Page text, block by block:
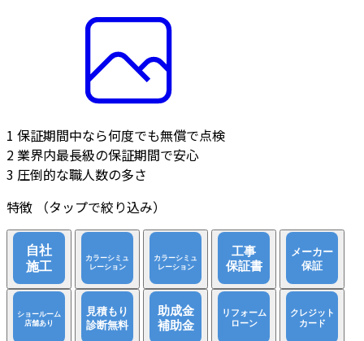
1 保証期間中なら何度でも無償で点検
2業界内最長級の保証期間で安心
3 圧倒的な職人数の多さ
特徴
（タップで絞り込み）